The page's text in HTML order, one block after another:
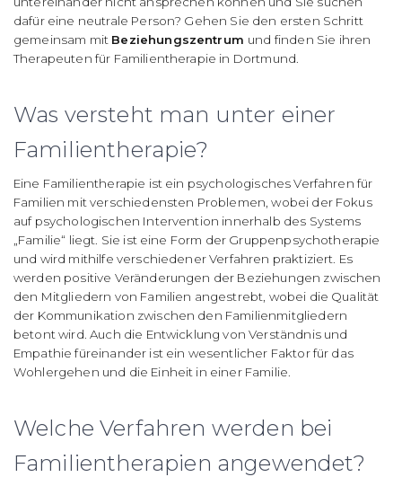
dafür eine neutrale Person? Gehen Sie den ersten Schritt
gemeinsam mit Beziehungszentrum und finden Sie ihren
Therapeuten für Familientherapie in Dortmund.
Was versteht man unter einer
Familientherapie?
Eine Familientherapie ist ein psychologisches Verfahren für
Familien mit verschiedensten Problemen, wobei der Fokus
auf psychologischen Intervention innerhalb des Systems
„Familie“ liegt. Sie ist eine Form der Gruppenpsychotherapie
und wird mithilfe verschiedener Verfahren praktiziert. Es
werden positive Veränderungen der Beziehungen zwischen
den Mitgliedern von Familien angestrebt, wobei die Qualität
der Kommunikation zwischen den Familienmitgliedern
betont wird. Auch die Entwicklung von Verständnis und
Empathie füreinander ist ein wesentlicher Faktor für das
Wohlergehen und die Einheit in einer Familie.
Welche Verfahren werden bei
Familientherapien angewendet?